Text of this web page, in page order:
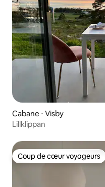
Cabane ⋅ Visby
Lillklippan
Coup de cœur voyageurs
Coup de cœur voyageurs